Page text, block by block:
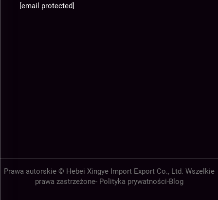
[email protected]
Prawa autorskie © Hebei Xingye Import Export Co., Ltd. Wszelkie
prawa zastrzeżone- Polityka prywatności-Blog